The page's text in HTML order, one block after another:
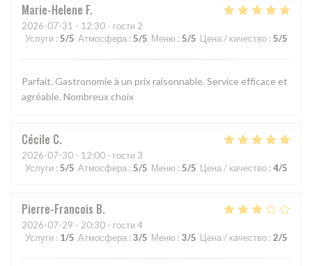
Marie-Helene F
2026-07-31 - 12:30 - гости 2
Услуги : 5/5 Атмосфера : 5/5 Меню : 5/5 Цена / качество : 5/5
Parfait. Gastronomie à un prix raisonnable. Service efficace et
agréable. Nombreux choix
Cécile C
2026-07-30 - 12:00 - гости 3
Услуги : 5/5 Атмосфера : 5/5 Меню : 5/5 Цена / качество : 4/5
Pierre-Francois B
2026-07-29 - 20:30 - гости 4
Услуги : 1/5 Атмосфера : 3/5 Меню : 3/5 Цена / качество : 2/5